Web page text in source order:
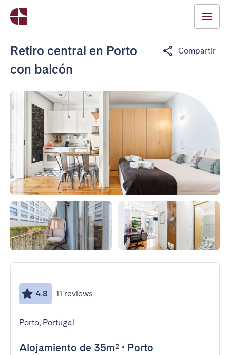
Retiro central en Porto
con balcón
Compartir
4.8 11 reviews
Porto, Portugal
Alojamiento de 35m² • Porto